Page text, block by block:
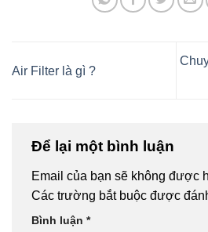
Air Filter là gì ?
Để lại một bình luận
Email của bạn sẽ không được
Các trường bắt buộc được
Bình luận *